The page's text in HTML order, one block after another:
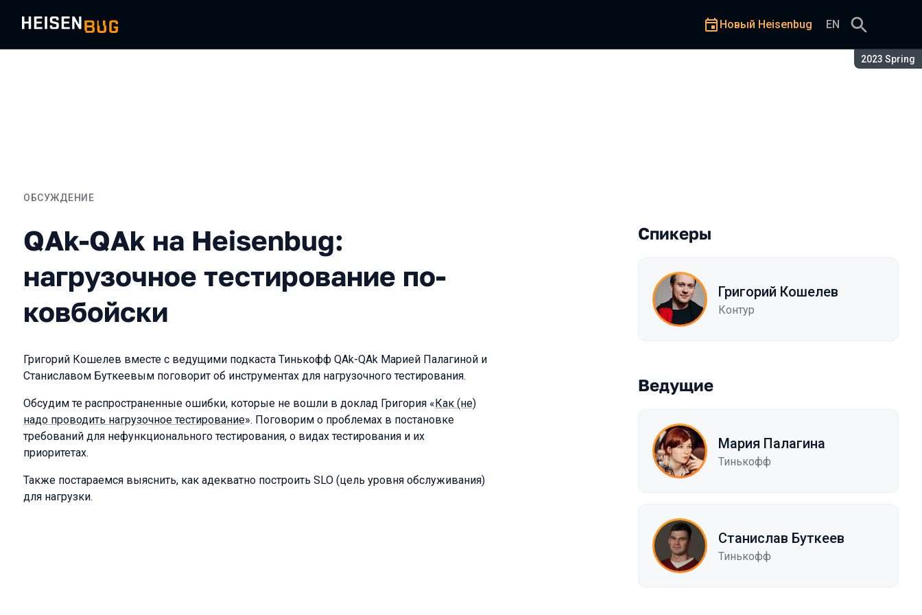
Сезон:
2023 Spring
Новый Heisenbug EN
ОБСУЖДЕНИЕ
QAk-QAk на Heisenbug: нагрузочное тестирование по-ковбойски
QAk-QAk на Heisenbug:
нагрузочное тестирование по-
ковбойски
Григорий Кошелев вместе с ведущими подкаста Тинькофф QAk-QAk Марией Палагиной и
Станиславом Буткеевым поговорит об инструментах для нагрузочного тестирования.
Обсудим те распространенные ошибки, которые не вошли в доклад Григория «Как (не)
надо проводить нагрузочное тестирование». Поговорим о проблемах в постановке
требований для нефункционального тестирования, о видах тестирования и их
приоритетах.
Также постараемся выяснить, как адекватно построить SLO (цель уровня обслуживания)
для нагрузки.
Спикеры
Григорий Кошелев
Контур
Ведущие
Мария Палагина
Тинькофф
Станислав Буткеев
Тинькофф